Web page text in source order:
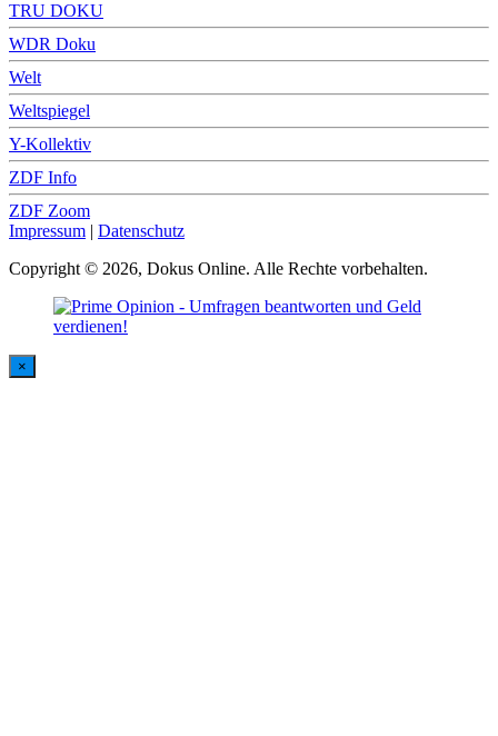
TRU DOKU
WDR Doku
Welt
Weltspiegel
Y-Kollektiv
ZDF Info
ZDF Zoom
Impressum | Datenschutz
Copyright © 2026, Dokus Online. Alle Rechte vorbehalten.
×